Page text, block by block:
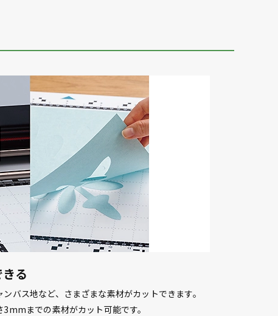
る
バス地など、さまざまな素材がカットできます。
までの素材がカット可能です。